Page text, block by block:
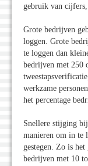
gebruik van cijfers,
Grote bedrijven
loggen. Grote
te loggen dan
bedrijven met 250
werkzame
het percentage
Snellere stijging
manieren om in te
gestegen. Zo is
bedrijven met 10